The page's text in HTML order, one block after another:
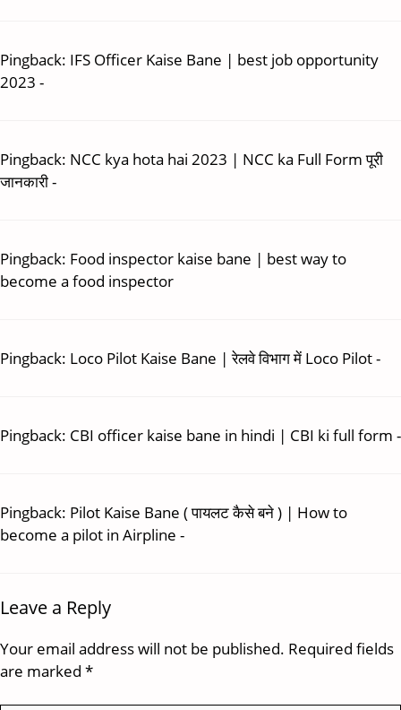
Pingback: IFS Officer Kaise Bane | best job opportunity
2023 -
Pingback: NCC kya hota hai 2023 | NCC ka Full Form पूरी
जानकारी -
Pingback: Food inspector kaise bane | best way to
become a food inspector
Pingback: Loco Pilot Kaise Bane | रेलवे विभाग में Loco Pilot -
Pingback: CBI officer kaise bane in hindi | CBI ki full form -
Pingback: Pilot Kaise Bane ( पायलट कैसे बने ) | How to
become a pilot in Airpline -
Leave a Reply
Your email address will not be published. Required fields
are marked *